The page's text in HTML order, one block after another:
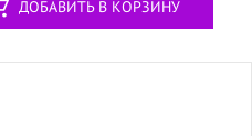
ДОБАВИТЬ В КОРЗИНУ